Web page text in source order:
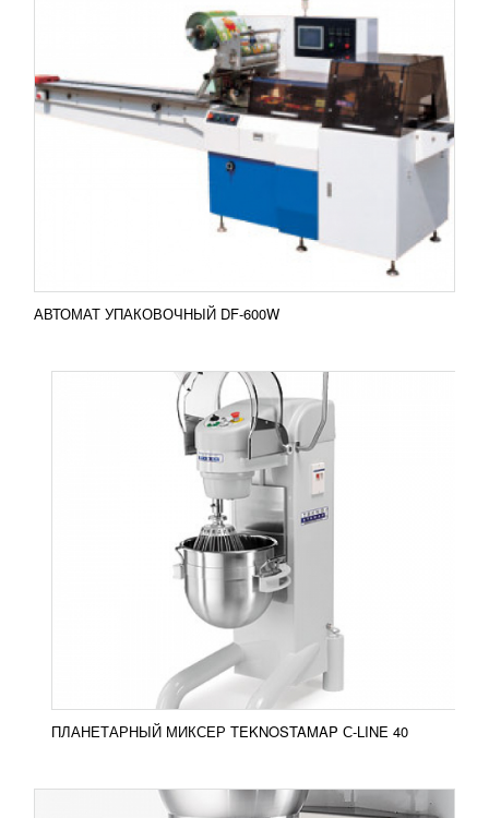
АВТОМАТ УПАКОВОЧНЫЙ DF-600W
ПЛАНЕТАРНЫЙ МИКСЕР TEKNOSTAMAP
С-LINE 40
240 891RUB
Планетарный миксер Teknostamap С-LINE 40
Корпус модели выполнен из окрашенной стали, а
дежа и решетка защиты изготовлена из ...
Добавить в сравнение
ПЛАНЕТАРНЫЙ МИКСЕР TEKNOSTAMAP С-LINE 40
ПЛАНЕТАРНЫЙ МИКСЕР TEKNOSTAMAP
RUB
Планетарный миксер Teknostamap 120SP4I
Корпус модели выполнен из окрашенной стали, а
дежа и решетка защиты изготовлена из ...
Добавить в сравнение